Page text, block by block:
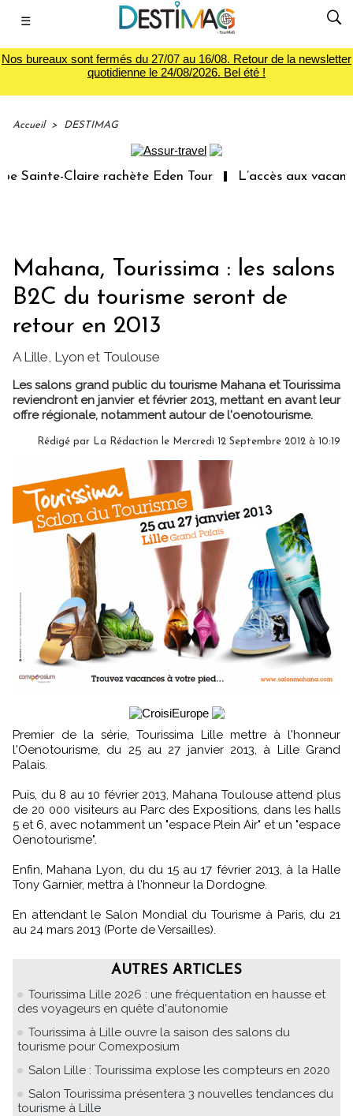
☰
Nos bureaux sont fermés du 27/07 au 16/08. Retour de la newsletter
quotidienne le 24/08/2026. Bel été !
Accueil > DESTIMAG
Sainte-Claire rachète Eden Tour L’accès aux
Mahana, Tourissima : les salons
B2C du tourisme seront de
retour en 2013
A Lille, Lyon et Toulouse
Les salons grand public du tourisme Mahana et Tourissima
reviendront en janvier et février 2013, mettant en avant leur
offre régionale, notamment autour de l'oenotourisme.
Rédigé par La Rédaction le Mercredi 12 Septembre 2012 à 10:19
Premier de la série, Tourissima Lille mettre à l'honneur
l'Oenotourisme, du 25 au 27 janvier 2013, à Lille Grand
Palais.
Puis, du 8 au 10 février 2013, Mahana Toulouse attend plus
de 20 000 visiteurs au Parc des Expositions, dans les halls
5 et 6, avec notamment un "espace Plein Air" et un "espace
Oenotourisme".
Enfin, Mahana Lyon, du du 15 au 17 février 2013, à la Halle
Tony Garnier, mettra à l'honneur la Dordogne.
En attendant le Salon Mondial du Tourisme à Paris, du 21
au 24 mars 2013 (Porte de Versailles).
AUTRES ARTICLES
Tourissima Lille 2026 : une fréquentation en hausse et
des voyageurs en quête d'autonomie
Tourissima à Lille ouvre la saison des salons du
tourisme pour Comexposium
Salon Lille : Tourissima explose les compteurs en 2020
Salon Tourissima présentera 3 nouvelles tendances du
tourisme à Lille